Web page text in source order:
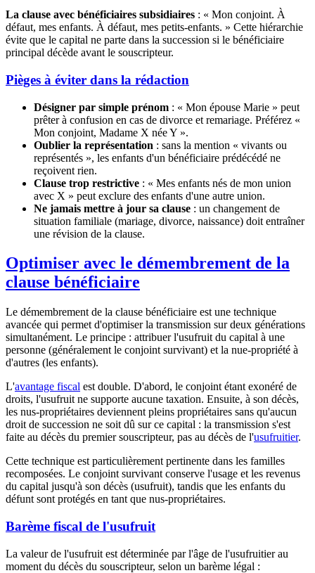
La clause avec bénéficiaires subsidiaires : « Mon conjoint. À
défaut, mes enfants. À défaut, mes petits-enfants. » Cette hiérarchie
évite que le capital ne parte dans la succession si le bénéficiaire
principal décède avant le souscripteur.
Pièges à éviter dans la rédaction
Désigner par simple prénom : « Mon épouse Marie » peut
prêter à confusion en cas de divorce et remariage. Préférez «
Mon conjoint, Madame X née Y ».
Oublier la représentation : sans la mention « vivants ou
représentés », les enfants d'un bénéficiaire prédécédé ne
reçoivent rien.
Clause trop restrictive : « Mes enfants nés de mon union
avec X » peut exclure des enfants d'une autre union.
Ne jamais mettre à jour sa clause : un changement de
situation familiale (mariage, divorce, naissance) doit entraîner
une révision de la clause.
Optimiser avec le démembrement de la
clause bénéficiaire
Le démembrement de la clause bénéficiaire est une technique
avancée qui permet d'optimiser la transmission sur deux générations
simultanément. Le principe : attribuer l'usufruit du capital à une
personne (généralement le conjoint survivant) et la nue-propriété à
d'autres (les enfants).
L'avantage fiscal est double. D'abord, le conjoint étant exonéré de
droits, l'usufruit ne supporte aucune taxation. Ensuite, à son décès,
les nus-propriétaires deviennent pleins propriétaires sans qu'aucun
droit de succession ne soit dû sur ce capital : la transmission s'est
faite au décès du premier souscripteur, pas au décès de l'usufruitier.
Cette technique est particulièrement pertinente dans les familles
recomposées. Le conjoint survivant conserve l'usage et les revenus
du capital jusqu'à son décès (usufruit), tandis que les enfants du
défunt sont protégés en tant que nus-propriétaires.
Barème fiscal de l'usufruit
La valeur de l'usufruit est déterminée par l'âge de l'usufruitier au
moment du décès du souscripteur, selon un barème légal :